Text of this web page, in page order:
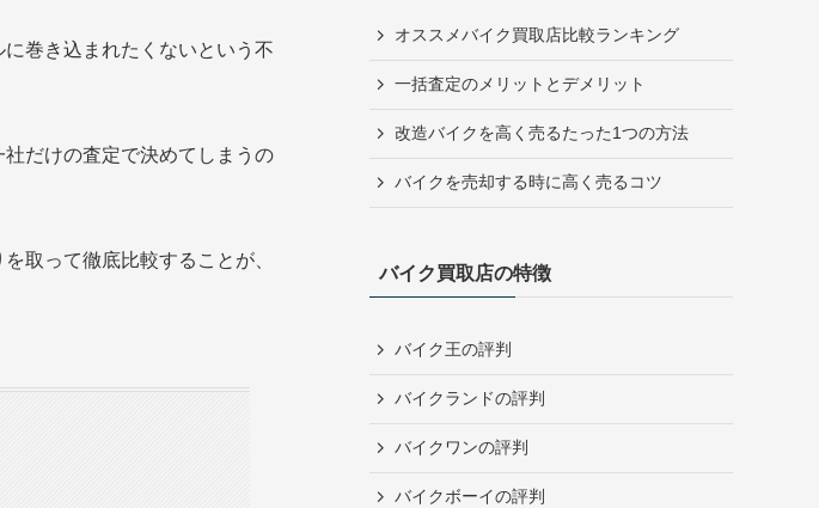
巻き込まれたくないという不
だけの査定で決めてしまうの
取って徹底比較することが、
オススメバイク買取店比較ランキング
一括査定のメリットとデメリット
改造バイクを高く売るたった1つの方法
バイクを売却する時に高く売るコツ
バイク買取店の特徴
バイク王の評判
バイクランドの評判
バイクワンの評判
バイクボーイの評判